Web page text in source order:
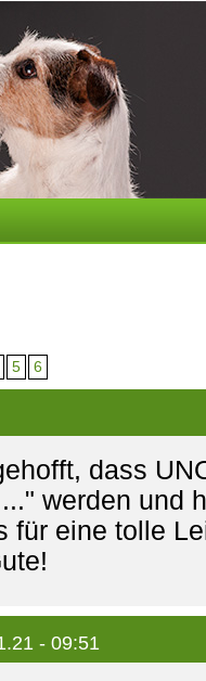
5 6
dass
werden und
für eine tolle
- 09:51